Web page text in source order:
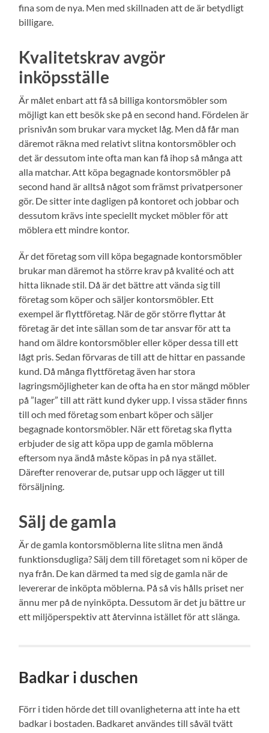
fina som de nya. Men med skillnaden att de är betydligt
billigare.
Kvalitetskrav avgör
inköpsställe
Är målet enbart att få så billiga kontorsmöbler som
möjligt kan ett besök ske på en second hand. Fördelen är
prisnivån som brukar vara mycket låg. Men då får man
däremot räkna med relativt slitna kontorsmöbler och
det är dessutom inte ofta man kan få ihop så många att
alla matchar. Att köpa begagnade kontorsmöbler på
second hand är alltså något som främst privatpersoner
gör. De sitter inte dagligen på kontoret och jobbar och
dessutom krävs inte speciellt mycket möbler för att
möblera ett mindre kontor.
Är det företag som vill köpa begagnade kontorsmöbler
brukar man däremot ha större krav på kvalité och att
hitta liknade stil. Då är det bättre att vända sig till
företag som köper och säljer kontorsmöbler. Ett
exempel är flyttföretag. När de gör större flyttar åt
företag är det inte sällan som de tar ansvar för att ta
hand om äldre kontorsmöbler eller köper dessa till ett
lågt pris. Sedan förvaras de till att de hittar en passande
kund. Då många flyttföretag även har stora
lagringsmöjligheter kan de ofta ha en stor mängd möbler
på ”lager” till att rätt kund dyker upp. I vissa städer finns
till och med företag som enbart köper och säljer
begagnade kontorsmöbler. När ett företag ska flytta
erbjuder de sig att köpa upp de gamla möblerna
eftersom nya ändå måste köpas in på nya stället.
Därefter renoverar de, putsar upp och lägger ut till
försäljning.
Sälj de gamla
Är de gamla kontorsmöblerna lite slitna men ändå
funktionsdugliga? Sälj dem till företaget som ni köper de
nya från. De kan därmed ta med sig de gamla när de
levererar de inköpta möblerna. På så vis hålls priset ner
ännu mer på de nyinköpta. Dessutom är det ju bättre ur
ett miljöperspektiv att återvinna istället för att slänga.
Badkar i duschen
Förr i tiden hörde det till ovanligheterna att inte ha ett
badkar i bostaden. Badkaret användes till såväl tvätt